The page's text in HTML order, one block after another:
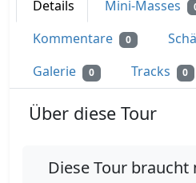
Details Mini-Masses
Kommentare 0
Galerie 0 Tracks 0
Über diese Tour
Diese Tour braucht